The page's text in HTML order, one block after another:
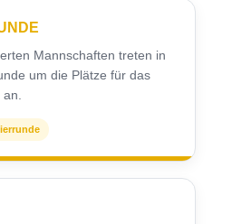
Mannschaften treten in
um die Plätze für das